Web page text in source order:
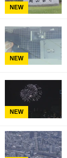
NEW
NEW
NEW